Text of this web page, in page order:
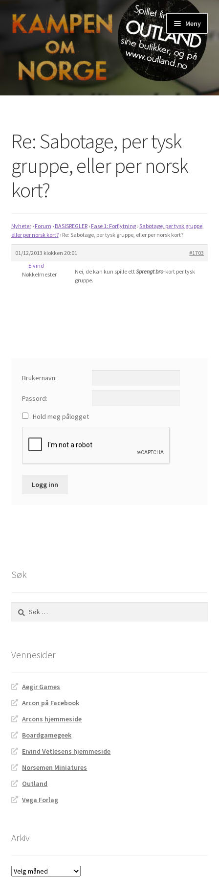
Hopp
til
navigasjon
Hopp
til
Meny
Hjem
English
My Account
Spilleregler
Om spillet
Bilder
Videoer
Re: Sabotage, per tysk
gruppe, eller per norsk
kort?
Nyheter › Forum › BASISREGLER › Fase 1: Forflytning ›Sabotage, per tysk gruppe,
eller per norsk kort? › Re: Sabotage, per tysk gruppe, eller per norsk kort?
01/12/2013 klokken 20:01
#1703
Eivind
Nøkkelmester
Nei, de kan kun spille ettSprengt bro-kort per tysk
gruppe.
Brukernavn:
Passord:
Hold meg pålogget
Logg inn
Søk
Søk
etter:
Vennesider
Aegir Games
Arcon på Facebook
Arcons hjemmeside
Boardgamegeek
Eivind Vetlesens hjemmeside
Norsemen Miniatures
Outland
Vega Forlag
Arkiv
Arkiv